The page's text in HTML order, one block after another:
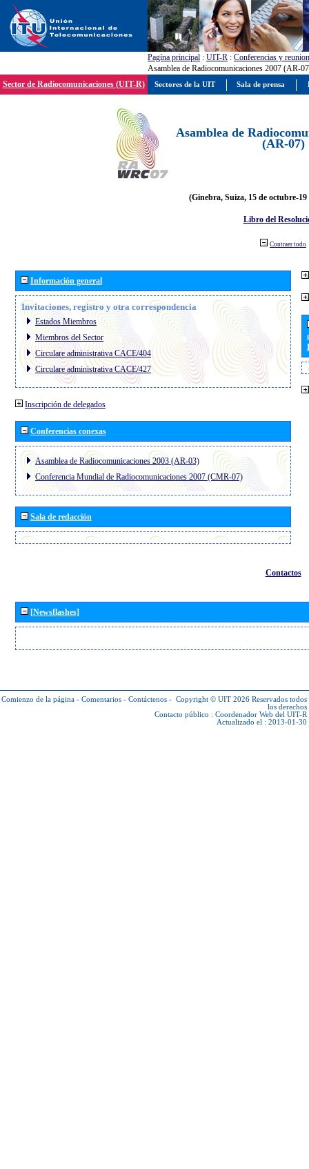
Pagína principal : UIT-R : Conferencias y
Asamblea de Radiocomunicaciones 2007 (AR-
Sector de Radiocomunicaciones (UIT-R)
Asamblea de
(AR-07)
(Ginebra, Suiza, 15 de octubre-19
Libro del
Contraer todo
Información general
Invitaciones, registro y otra correspondencia
Estados Miembros
Miembros del Sector
Circulare administrativa CACE/404
Circulare administrativa CACE/427
Inscripción de delegados
Conferencias conexas
Asamblea de Radiocomunicaciones 2003 (AR-03)
Conferencia Mundial de Radiocomunicaciones 2007 (CMR-07)
Sala de redacción
Contactos
[Newsflashes]
Comienzo de la página - Comentarios - Contáctenos - Copyright © UIT 2026 Reservados todos
los derechos
Contacto público : Coordenador Web del UIT-R
Actualizado el : 2013-01-30
Sectores de la UIT Sala de prensa